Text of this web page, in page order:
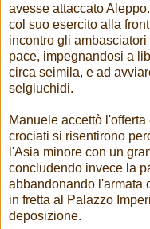
avesse attaccato
col suo esercito alla
incontro gli
pace, impegnandosi a
circa seimila, e ad
selgiuchidi.
Manuele accettò
crociati si risentirono
l'Asia minore con un
concludendo invece la
abbandonando l'armata
in fretta al Palazzo
deposizione.